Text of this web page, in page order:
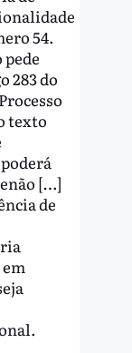
54.
pede
283 do
texto
[…]
de